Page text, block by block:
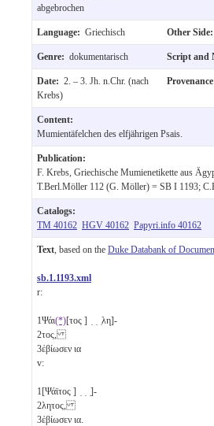
abgebrochen
Language: Griechisch Other Side:
Genre: dokumentarisch Script and
Date: 2. – 3. Jh. n.Chr. (nach
Krebs)
Content:
Mumientäfelchen des elfjährigen Psais.
Publication:
F. Krebs, Griechische Mumienetikette aus
T.Berl.Möller 112 (G. Möller) = SB I 1193;
Catalogs:
TM 40162 HGV 40162 Papyri.info 40162
Text , based on the Duke Databank of
sb.1.1193.xml
r:
1Ψάι(*)[τος ] ̣ ̣ ̣λη]-
2τος,
3ἐβίωσεν ια
v:
1 [Ψάϊτος ] ̣ ̣ ̣]-
2λητος,
3ἐβίωσεν ια